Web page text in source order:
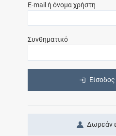
E-mail ή όνομα χρήστη
Συνθηματικό
Δωρεάν